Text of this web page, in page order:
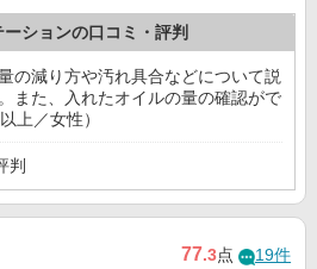
ションの口コミ・評判
の減り方や汚れ具合などについて説
また、入れたオイルの量の確認がで
上／女性）
判
77.3点 19件